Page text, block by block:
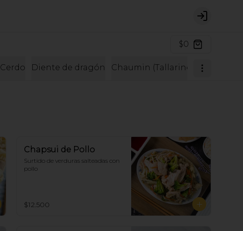
Login
$0
Cerdo Diente de dragón Chaumin (Tallarines)
Chapsui de Pollo
Surtido de verduras salteadas con
pollo
$12.500